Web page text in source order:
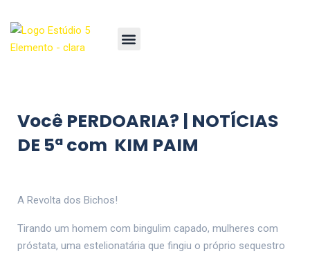
Você PERDOARIA? | NOTÍCIAS
DE 5ª com KIM PAIM
A Revolta dos Bichos!
Tirando um homem com bingulim capado, mulheres com
próstata, uma estelionatária que fingiu o próprio sequestro